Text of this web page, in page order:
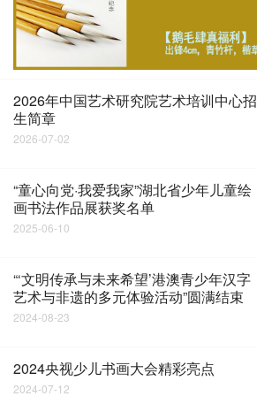
2026年中国艺术研究院艺术培训中心招
生简章
2026-07-02
“童心向党·我爱我家”湖北省少年儿童绘
画书法作品展获奖名单
2025-06-10
“‘文明传承与未来希望’港澳青少年汉字
艺术与非遗的多元体验活动”圆满结束
2024-08-23
2024央视少儿书画大会精彩亮点
2024-07-12